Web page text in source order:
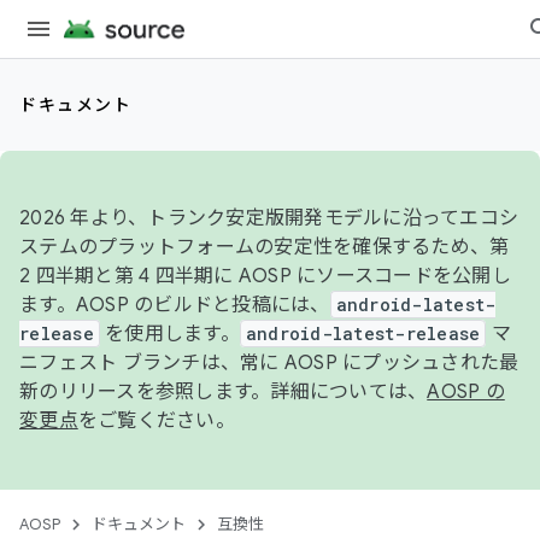
ドキュメント
2026 年より、トランク安定版開発モデルに沿ってエコシ
ステムのプラットフォームの安定性を確保するため、第
2 四半期と第 4 四半期に AOSP にソースコードを公開し
ます。AOSP のビルドと投稿には、
android-latest-
release
を使用します。 android-latest-release
マ
ニフェスト ブランチは、常に AOSP にプッシュされた最
新のリリースを参照します。詳細については、AOSP の
変更点をご覧ください。
AOSP ドキュメント 互換性